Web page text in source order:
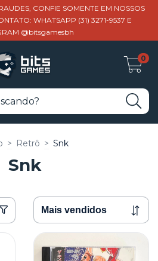
CONFIE SOMENTE EM NOSSOS
WHATSAPP (31) 3271-9537 E
@bitsgamesbh
0
> Retrô > Snk
Snk